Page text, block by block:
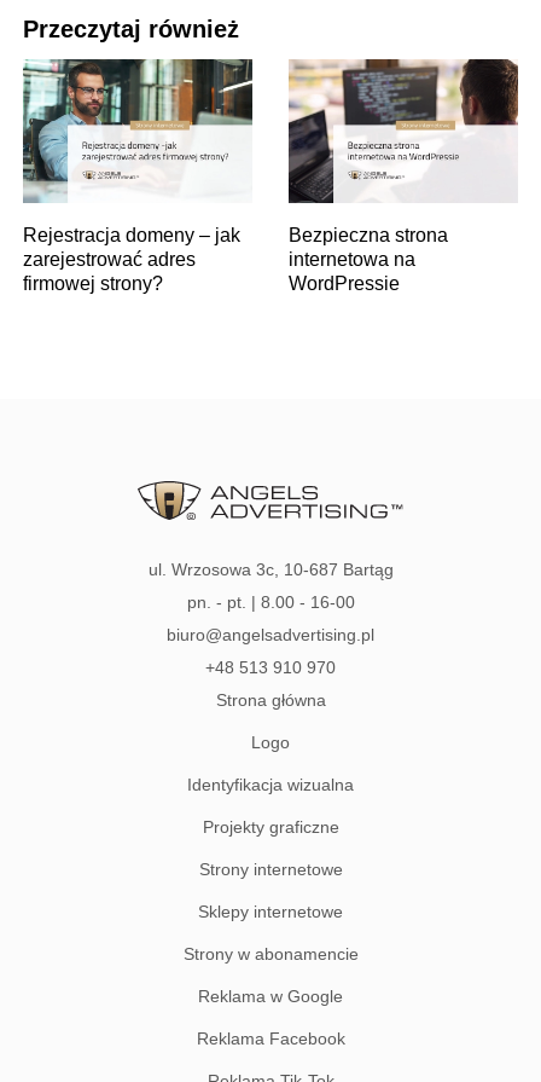
Przeczytaj również
Rejestracja domeny – jak
zarejestrować adres
firmowej strony?
Bezpieczna strona
internetowa na
WordPressie
ul. Wrzosowa 3c, 10-687 Bartąg
pn. - pt. | 8.00 - 16-00
biuro@angelsadvertising.pl
+48 513 910 970
Strona główna
Logo
Identyfikacja wizualna
Projekty graficzne
Strony internetowe
Sklepy internetowe
Strony w abonamencie
Reklama w Google
Reklama Facebook